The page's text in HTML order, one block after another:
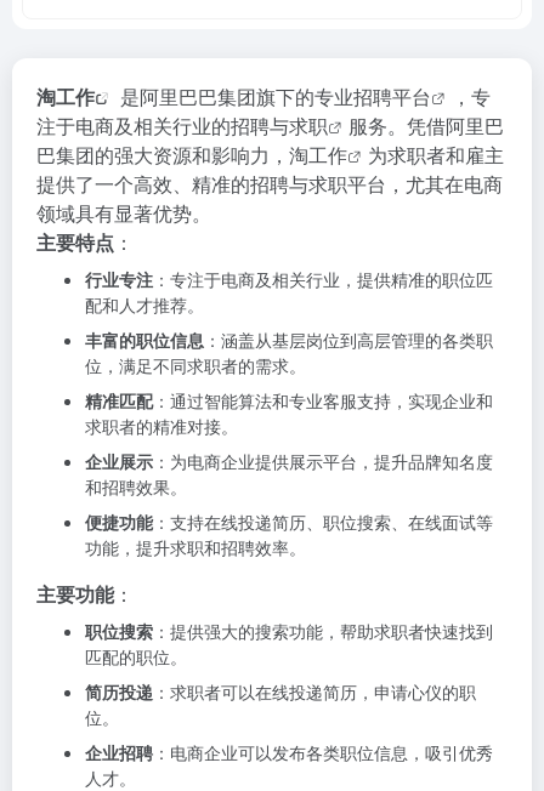
淘工作 是阿里巴巴集团旗下的专业招聘平台
，专
注于电商及相关行业的招聘与求职
服务。凭借阿里巴
巴集团的强大资源和影响力， 淘工作
为求职者和雇主
提供了一个高效、精准的招聘与求职平台，尤其在电商
领域具有显著优势。
主要特点 ：
行业专注 ：专注于电商及相关行业，提供精准的职位匹
配和人才推荐。
丰富的职位信息 ：涵盖从基层岗位到高层管理的各类职
位，满足不同求职者的需求。
精准匹配：通过智能算法和专业客服支持，实现企业和
求职者的精准对接。
企业展示 ：为电商企业提供展示平台，提升品牌知名度
和招聘效果。
便捷功能：支持在线投递简历、职位搜索、在线面试等
功能，提升求职和招聘效率。
主要功能：
职位搜索 ：提供强大的搜索功能，帮助求职者快速找到
匹配的职位。
简历投递 ：求职者可以在线投递简历，申请心仪的职
位。
企业招聘 ：电商企业可以发布各类职位信息，吸引优秀
人才。